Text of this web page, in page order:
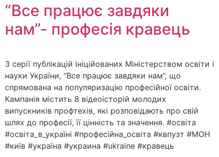
“Все працює завдяки
нам”- професія кравець
З серії публікацій ініційованих Міністерством освіти і
науки України, “Все працює завдяки нам”, що
спрямована на популяризацію професійної освіти.
Кампанія містить 8 відеоісторій молодих
випускників профтехів, які розповідають про свій
шлях до професії, її цінність та значення. #освіта
#освіта_в_україні #професійна_освіта #квпузт #МОН
#київ #україна #украина #ukraine #кравець